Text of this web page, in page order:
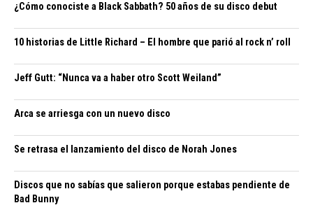
¿Cómo conociste a Black Sabbath? 50 años de su disco debut
10 historias de Little Richard – El hombre que parió al rock n’ roll
Jeff Gutt: “Nunca va a haber otro Scott Weiland”
Arca se arriesga con un nuevo disco
Se retrasa el lanzamiento del disco de Norah Jones
Discos que no sabías que salieron porque estabas pendiente de
Bad Bunny